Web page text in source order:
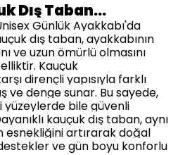
Dış Taban…
Günlük Ayakkabı'da
dış taban, ayakkabının
ve uzun ömürlü olmasını
Kauçuk
dirençli yapısıyla farklı
ve denge sunar. Bu sayede,
bile güvenli
kauçuk dış taban, aynı
esnekliğini artırarak doğal
ve gün boyu konforlu